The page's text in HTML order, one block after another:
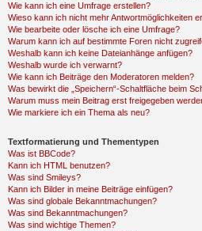
Wie kann ich eine Umfrage erstellen?
Wieso kann ich nicht mehr Antwortmöglichkeiten
Wie bearbeite oder lösche ich eine Umfrage?
Warum kann ich auf bestimmte Foren nicht
Weshalb kann ich keine Dateianhänge anfügen?
Weshalb wurde ich verwarnt?
Wie kann ich Beiträge den Moderatoren melden?
Was bewirkt die „Speichern“-Schaltfläche beim
Warum muss mein Beitrag erst freigegeben
Wie markiere ich ein Thema als neu?
Textformatierung und Thementypen
Was ist BBCode?
Kann ich HTML benutzen?
Was sind Smileys?
Kann ich Bilder in meine Beiträge einfügen?
Was sind globale Bekanntmachungen?
Was sind Bekanntmachungen?
Was sind wichtige Themen?